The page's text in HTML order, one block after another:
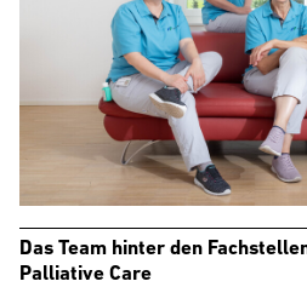
Das Team hinter den
Palliative Care